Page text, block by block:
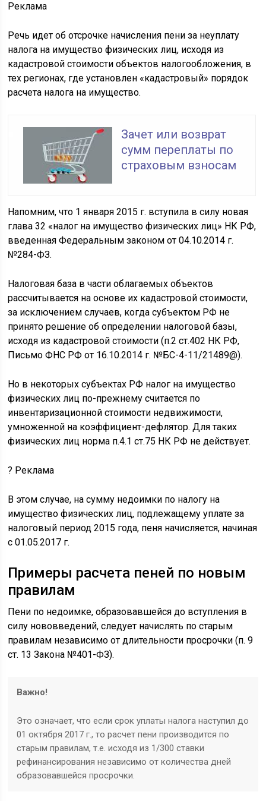
Реклама
Речь идет об отсрочке начисления пени за неуплату
налога на имущество физических лиц, исходя из
кадастровой стоимости объектов налогообложения, в
тех регионах, где установлен «кадастровый» порядок
расчета налога на имущество.
Зачет или возврат
сумм переплаты по
страховым взносам
Напомним, что 1 января 2015 г. вступила в силу новая
глава 32 «налог на имущество физических лиц» НК РФ,
введенная Федеральным законом от 04.10.2014 г.
№284-ФЗ.
Налоговая база в части облагаемых объектов
рассчитывается на основе их кадастровой стоимости,
за исключением случаев, когда субъектом РФ не
принято решение об определении налоговой базы,
исходя из кадастровой стоимости (п.2 ст.402 НК РФ,
Письмо ФНС РФ от 16.10.2014 г. №БС-4-11/21489@).
Но в некоторых субъектах РФ налог на имущество
физических лиц по-прежнему считается по
инвентаризационной стоимости недвижимости,
умноженной на коэффициент-дефлятор. Для таких
физических лиц норма п.4.1 ст.75 НК РФ не действует.
? Реклама
В этом случае, на сумму недоимки по налогу на
имущество физических лиц, подлежащему уплате за
налоговый период 2015 года, пеня начисляется, начиная
с 01.05.2017 г.
Примеры расчета пеней по новым
правилам
Пени по недоимке, образовавшейся до вступления в
силу нововведений, следует начислять по старым
правилам независимо от длительности просрочки (п. 9
ст. 13 Закона №401-ФЗ).
Важно!
Это означает, что если срок уплаты налога наступил до
01 октября 2017 г., то расчет пени производится по
старым правилам, т.е. исходя из 1/300 ставки
рефинансирования независимо от количества дней
образовавшейся просрочки.